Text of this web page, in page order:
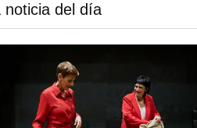
noticia del día